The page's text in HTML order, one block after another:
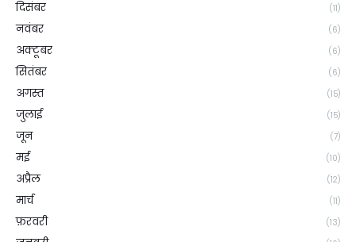
दिसंबर (11)
नवंबर (6)
अक्टूबर (6)
सितंबर (6)
अगस्त (15)
जुलाई (15)
जून (7)
मई (10)
अप्रैल (12)
मार्च (11)
फ़रवरी (13)